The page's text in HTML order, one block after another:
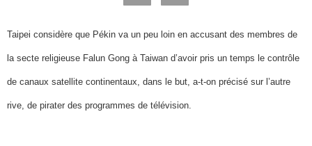
Taipei considère que Pékin va un peu loin en accusant des membres de
la secte religieuse Falun Gong à Taiwan d’avoir pris un temps le contrôle
de canaux satellite continentaux, dans le but, a-t-on précisé sur l’autre
rive, de pirater des programmes de télévision.